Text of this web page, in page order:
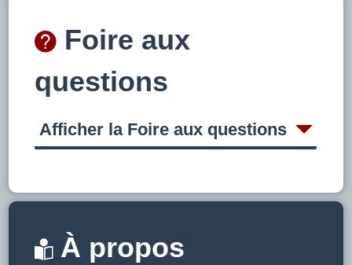
Foire aux
questions
Afficher la Foire aux questions
À propos